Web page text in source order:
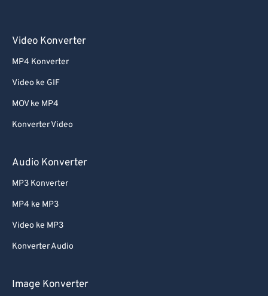
Video Konverter
MP4 Konverter
Video ke GIF
MOV ke MP4
Konverter Video
Audio Konverter
MP3 Konverter
MP4 ke MP3
Video ke MP3
Konverter Audio
Image Konverter